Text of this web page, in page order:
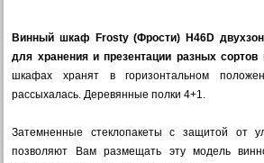
Винный шкаф Frosty (Фрости) H46D
для хранения и презентации разных сортов
шкафах хранят в горизонтальном
рассыхалась. Деревянные полки 4+1.
Затемненные стеклопакеты с защитой от
позволяют Вам размещать эту модель